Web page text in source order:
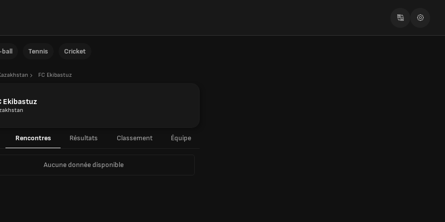
ball Tennis Cricket
FC Ekibastuz
Ekibastuz
Rencontres Résultats Classement Équipe
Aucune donnée disponible